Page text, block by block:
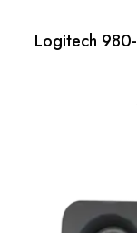
Logitech